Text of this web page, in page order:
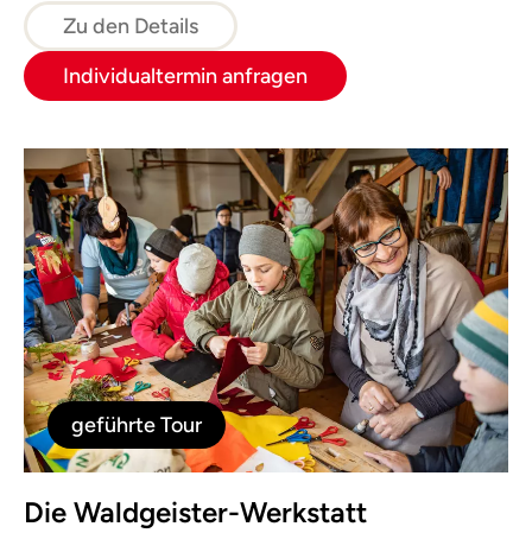
Zu den Details
Individualtermin anfragen
geführte Tour
Die Waldgeister-Werkstatt